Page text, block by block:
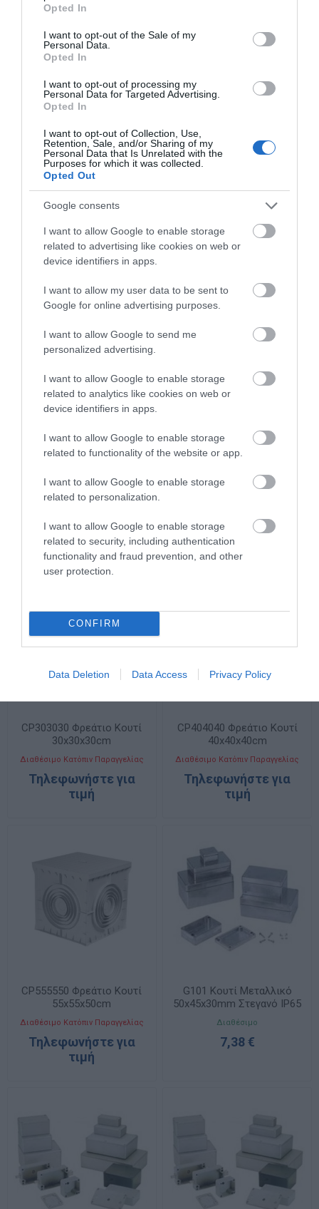
use your data for below specified purposes in below Google
consent section.
Opted In
I want to opt-out of the Sale of my
Personal Data.
Opted In
I want to opt-out of processing my
Personal Data for Targeted Advertising.
Opted In
I want to opt-out of Collection, Use,
Retention, Sale, and/or Sharing of my
Personal Data that Is Unrelated with the
Purposes for which it was collected.
Opted Out
Google consents
I want to allow Google to enable storage
related to advertising like cookies on web or
device identifiers in apps.
I want to allow my user data to be sent to
Google for online advertising purposes.
I want to allow Google to send me
personalized advertising.
I want to allow Google to enable storage
related to analytics like cookies on web or
device identifiers in apps.
I want to allow Google to enable storage
related to functionality of the website or app.
I want to allow Google to enable storage
related to personalization.
I want to allow Google to enable storage
related to security, including authentication
functionality and fraud prevention, and other
user protection.
CONFIRM
Data Deletion Data Access Privacy Policy
APV 14 Κουτί
168x192x80
Διαθέσιμο Κατόπιν Παραγγελίας
40,55 €
APV 19 Κουτί
217x253x93
Διαθέσιμο Κατόπιν Παραγγελίας
68,82 €
Αλουμινίου 100x100x59mm
Διαθέσιμο Κατόπιν Παραγγελίας
20x20x20cm
Τηλεφωνήστε για
τιμή
CP303030 Φρεάτιο Κουτί
30x30x30cm
Διαθέσιμο Κατόπιν Παραγγελίας
Τηλεφωνήστε για
τιμή
CP404040 Φρεάτιο Κουτί
40x40x40cm
Διαθέσιμο Κατόπιν Παραγγελίας
Τηλεφωνήστε για
τιμή
CP555550 Φρεάτιο Κουτί
55x55x50cm
Διαθέσιμο Κατόπιν Παραγγελίας
Τηλεφωνήστε για
τιμή
G101 Κουτί Μεταλλικό
50x45x30mm Στεγανό IP65
GAINTA
Διαθέσιμο
7,38 €